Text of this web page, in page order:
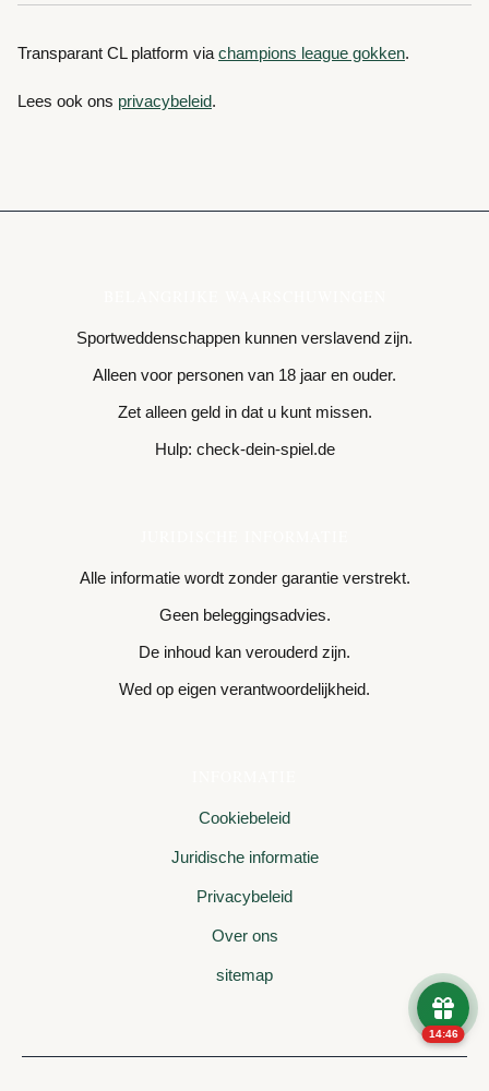
Transparant CL platform via champions league gokken.
Lees ook ons privacybeleid.
Sportweddenschappen kunnen verslavend zijn.
Alleen voor personen van 18 jaar en ouder.
Zet alleen geld in dat u kunt missen.
Hulp: check-dein-spiel.de
Alle informatie wordt zonder garantie verstrekt.
Geen beleggingsadvies.
De inhoud kan verouderd zijn.
Wed op eigen verantwoordelijkheid.
Cookiebeleid
Juridische informatie
Privacybeleid
Over ons
sitemap
14:46